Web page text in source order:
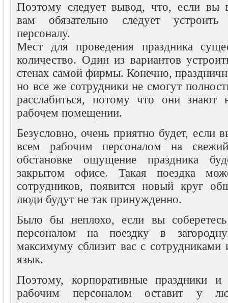
Поэтому следует вывод, что, если вы
вам обязательно следует
персоналу.
Мест для проведения праздника
количество. Один из вариантов
стенах самой фирмы. Конечно,
но все же сотрудники не смогут
расслабиться, потому что они знают
рабочем помещении.
Безусловно, очень приятно будет, если
всем рабочим персоналом на
обстановке ощущение праздника
закрытом офисе. Такая поездка
сотрудников, появится новый круг
люди будут не так принужденно.
Было бы неплохо, если вы
персоналом на поездку в
максимуму сблизит вас с
язык.
Поэтому, корпоративные праздники
рабочим персоналом оставит у